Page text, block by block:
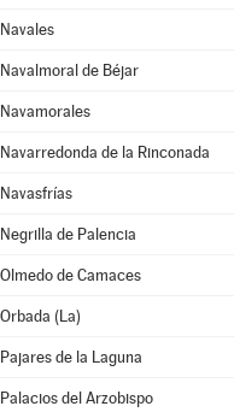
Navales
Navalmoral de Béjar
Navamorales
Navarredonda de la Rinconada
Navasfrías
Negrilla de Palencia
Olmedo de Camaces
Orbada (La)
Pajares de la Laguna
Palacios del Arzobispo